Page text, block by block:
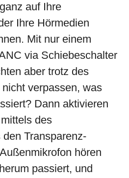
auf Ihre
Ihre Hörmedien
Mit nur einem
via Schiebeschalter
aber trotz des
verpassen, was
Dann aktivieren
des
Transparenz-
hören
passiert, und